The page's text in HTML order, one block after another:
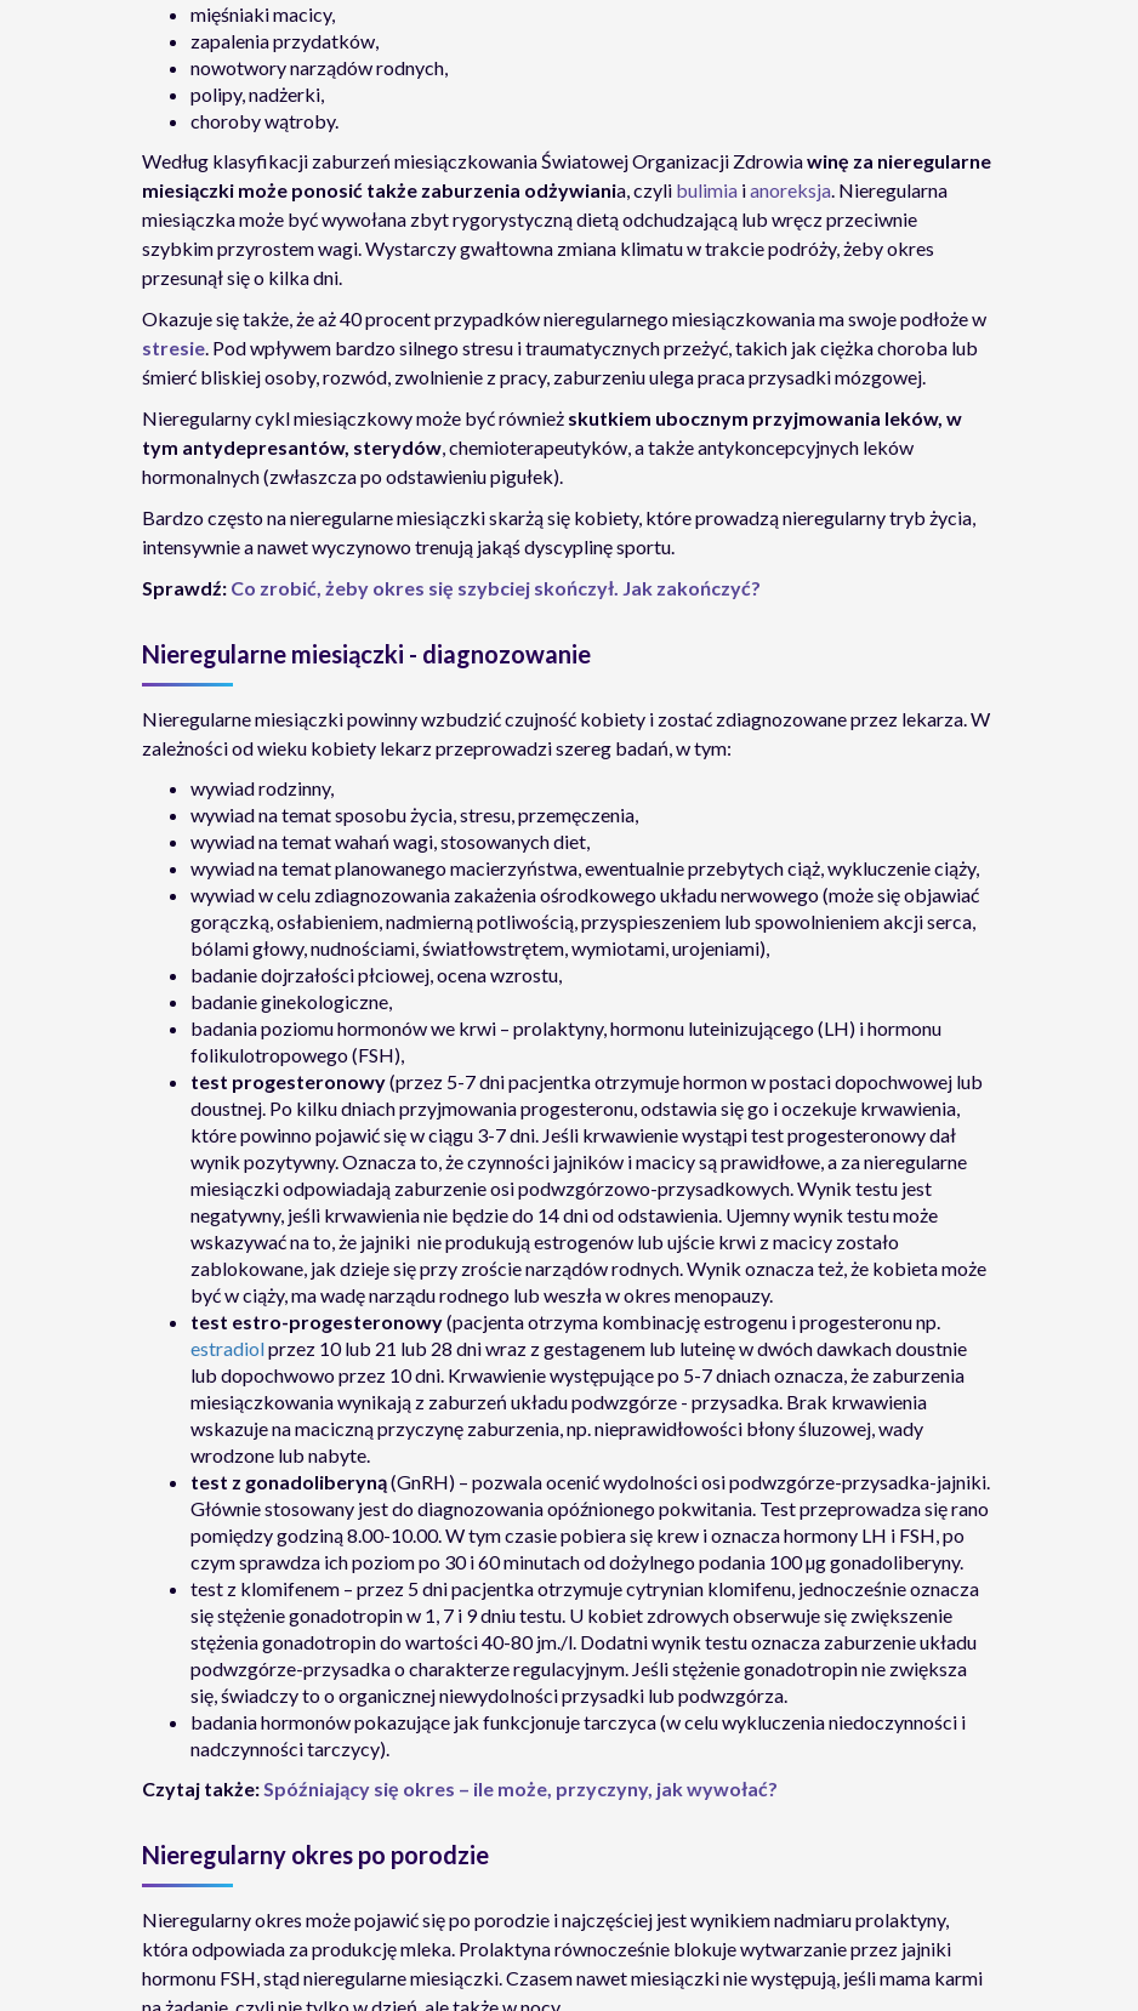
mięśniaki macicy,
zapalenia przydatków,
nowotwory narządów rodnych,
polipy, nadżerki,
choroby wątroby.
Według klasyfikacji zaburzeń miesiączkowania Światowej Organizacji Zdrowiawinę za nieregularne
miesiączki może ponosić także zaburzenia odżywiania, czyli bulimia ianoreksja. Nieregularna
miesiączka może być wywołana zbyt rygorystyczną dietą odchudzającą lub wręcz przeciwnie
szybkim przyrostem wagi. Wystarczy gwałtowna zmiana klimatu w trakcie podróży, żeby okres
przesunął się o kilka dni.
Okazuje się także, że aż 40 procent przypadków nieregularnego miesiączkowania ma swoje podłoże w
stresie. Pod wpływem bardzo silnego stresu i traumatycznych przeżyć, takich jak ciężka choroba lub
śmierć bliskiej osoby, rozwód, zwolnienie z pracy, zaburzeniu ulega praca przysadki mózgowej.
Nieregularny cykl miesiączkowy może być również skutkiem ubocznym przyjmowania leków, w
tym antydepresantów, sterydów, chemioterapeutyków, a także antykoncepcyjnych leków
hormonalnych (zwłaszcza po odstawieniu pigułek).
Bardzo często na nieregularne miesiączki skarżą się kobiety, które prowadzą nieregularny tryb życia,
intensywnie a nawet wyczynowo trenują jakąś dyscyplinę sportu.
Sprawdź: Co zrobić, żeby okres się szybciej skończył. Jak zakończyć?
Nieregularne miesiączki - diagnozowanie
Nieregularne miesiączki powinny wzbudzić czujność kobiety i zostać zdiagnozowane przez lekarza. W
zależności od wieku kobiety lekarz przeprowadzi szereg badań, w tym:
wywiad rodzinny,
wywiad na temat sposobu życia, stresu, przemęczenia,
wywiad na temat wahań wagi, stosowanych diet,
wywiad na temat planowanego macierzyństwa, ewentualnie przebytych ciąż, wykluczenie ciąży,
wywiad w celu zdiagnozowania zakażenia ośrodkowego układu nerwowego (może się objawiać
gorączką, osłabieniem, nadmierną potliwością, przyspieszeniem lub spowolnieniem akcji serca,
bólami głowy, nudnościami, światłowstrętem, wymiotami, urojeniami),
badanie dojrzałości płciowej, ocena wzrostu,
badanie ginekologiczne,
badania poziomu hormonów we krwi – prolaktyny, hormonu luteinizującego (LH) i hormonu
folikulotropowego (FSH),
test progesteronowy(przez 5-7 dni pacjentka otrzymuje hormon w postaci dopochwowej lub
doustnej. Po kilku dniach przyjmowania progesteronu, odstawia się go i oczekuje krwawienia,
które powinno pojawić się w ciągu 3-7 dni. Jeśli krwawienie wystąpi test progesteronowy dał
wynik pozytywny. Oznacza to, że czynności jajników i macicy są prawidłowe, a za nieregularne
miesiączki odpowiadają zaburzenie osi podwzgórzowo-przysadkowych. Wynik testu jest
negatywny, jeśli krwawienia nie będzie do 14 dni od odstawienia. Ujemny wynik testu może
wskazywać na to, że jajniki nie produkują estrogenów lub ujście krwi z macicy zostało
zablokowane, jak dzieje się przy zroście narządów rodnych. Wynik oznacza też, że kobieta może
być w ciąży, ma wadę narządu rodnego lub weszła w okres menopauzy.
test estro-progesteronowy(pacjenta otrzyma kombinację estrogenu i progesteronu np.
estradiolprzez 10 lub 21 lub 28 dni wraz z gestagenem lub luteinę w dwóch dawkach doustnie
lub dopochwowo przez 10 dni. Krwawienie występujące po 5-7 dniach oznacza, że zaburzenia
miesiączkowania wynikają z zaburzeń układu podwzgórze - przysadka. Brak krwawienia
wskazuje na maciczną przyczynę zaburzenia, np. nieprawidłowości błony śluzowej, wady
wrodzone lub nabyte.
test z gonadoliberyną(GnRH) – pozwala ocenić wydolności osi podwzgórze-przysadka-jajniki.
Głównie stosowany jest do diagnozowania opóźnionego pokwitania. Test przeprowadza się rano
pomiędzy godziną 8.00-10.00. W tym czasie pobiera się krew i oznacza hormony LH i FSH, po
czym sprawdza ich poziom po 30 i 60 minutach od dożylnego podania 100 µg gonadoliberyny.
test z klomifenem – przez 5 dni pacjentka otrzymuje cytrynian klomifenu, jednocześnie oznacza
się stężenie gonadotropin w 1, 7 i 9 dniu testu. U kobiet zdrowych obserwuje się zwiększenie
stężenia gonadotropin do wartości 40-80 jm./l. Dodatni wynik testu oznacza zaburzenie układu
podwzgórze-przysadka o charakterze regulacyjnym. Jeśli stężenie gonadotropin nie zwiększa
się, świadczy to o organicznej niewydolności przysadki lub podwzgórza.
badania hormonów pokazujące jak funkcjonuje tarczyca (w celu wykluczenia niedoczynności i
nadczynności tarczycy).
Czytaj także:Spóźniający się okres – ile może, przyczyny, jak wywołać?
Nieregularny okres po porodzie
Nieregularny okres może pojawić się po porodzie i najczęściej jest wynikiem nadmiaru prolaktyny,
która odpowiada za produkcję mleka. Prolaktyna równocześnie blokuje wytwarzanie przez jajniki
hormonu FSH, stąd nieregularne miesiączki. Czasem nawet miesiączki nie występują, jeśli mama karmi